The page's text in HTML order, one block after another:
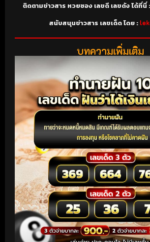
ติดตามข่าวสาร หวยซอง เลขดี เลขดัง ได้ที่นี่ :
สนับสนุนข่าวสาร เลขเด็ด โดย :
บทความเพิ่มเติม